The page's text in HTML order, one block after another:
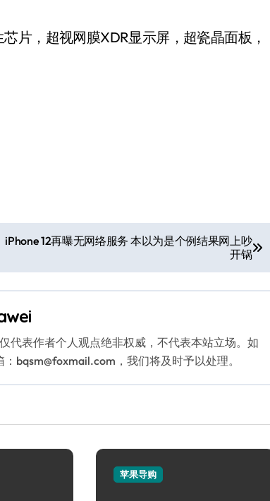
片，超视网膜XDR显示屏，超瓷晶面板，
iPhone 12再曝无网络服务 本以为是个例结果网上吵
开锅
代表作者个人观点绝非权威，不代表本站立场。如
bqsm@foxmail.com，我们将及时予以处理。
苹果导购